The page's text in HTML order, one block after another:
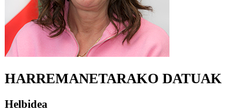
HARREMANETARAKO DATUAK
Helbidea